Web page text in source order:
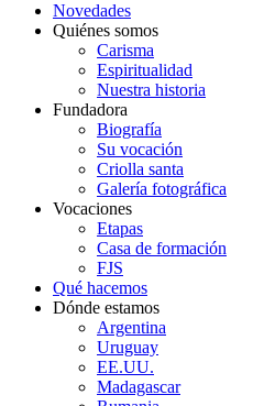
Novedades
Quiénes somos
Carisma
Espiritualidad
Nuestra historia
Fundadora
Biografía
Su vocación
Criolla santa
Galería fotográfica
Vocaciones
Etapas
Casa de formación
FJS
Qué hacemos
Dónde estamos
Argentina
Uruguay
EE.UU.
Madagascar